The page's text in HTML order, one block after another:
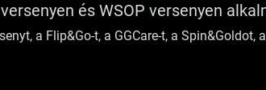
és WSOP versenyen
a Flip&Go-t, a GGCare-t, a Spin&Goldot,